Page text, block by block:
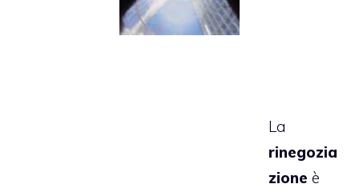
La
rinegozia
zione è